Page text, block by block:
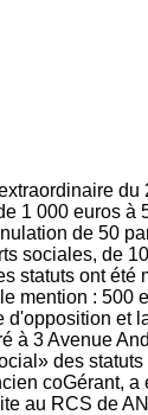
du
1 000 euros à
de 50
sociales, de
statuts ont été
mention : 500
d'opposition et
à 3 Avenue
des
coGérant, a
au RCS de